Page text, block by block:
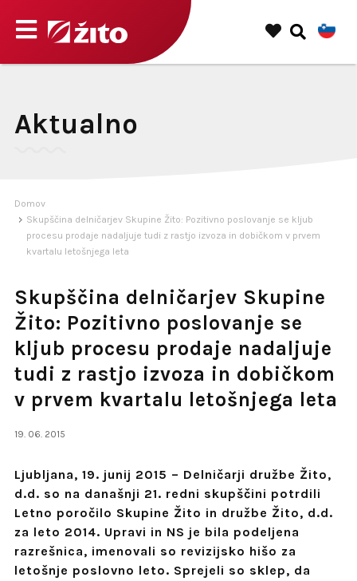
Aktualno
Domov
Skupščina delničarjev Skupine Žito: Pozitivno poslovanje se kljub
procesu prodaje nadaljuje tudi z rastjo izvoza in dobičkom v prvem
kvartalu letošnjega leta
Skupščina delničarjev Skupine
Žito: Pozitivno poslovanje se
kljub procesu prodaje nadaljuje
tudi z rastjo izvoza in dobičkom
v prvem kvartalu letošnjega leta
19. 06. 2015
Ljubljana, 19. junij 2015 – Delničarji družbe Žito,
d.d. so na današnji 21. redni skupščini potrdili
Letno poročilo Skupine Žito in družbe Žito, d.d.
za leto 2014. Upravi in NS je bila podeljena
razrešnica, imenovali so revizijsko hišo za
letošnje poslovno leto. Sprejeli so sklep, da